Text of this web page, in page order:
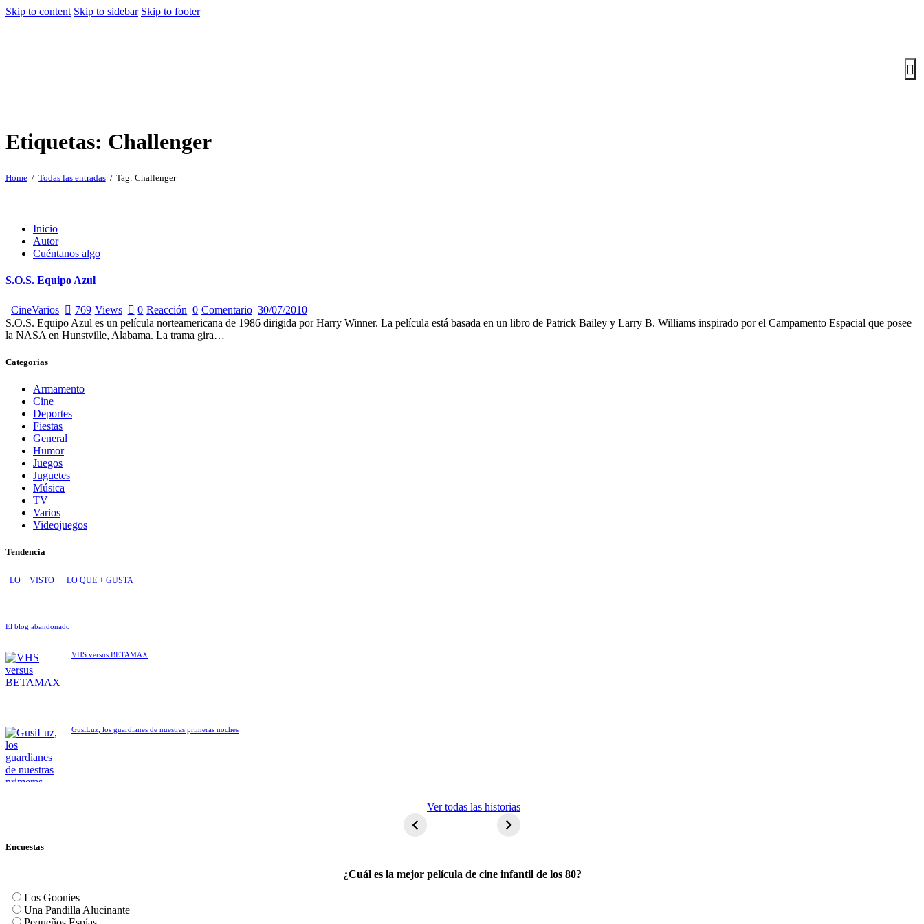
Skip to content Skip to sidebar Skip to footer
Etiquetas: Challenger
Home Todas las entradas Tag: Challenger
Inicio
Autor
Cuéntanos algo
S.O.S. Equipo Azul
CineVarios 769 Views 0 Reacción 0 Comentario 30/07/2010
S.O.S. Equipo Azul es un película norteamericana de 1986 dirigida por Harry Winner. La película está basada en un libro de Patrick Bailey y Larry B. Williams inspirado por el Campamento Espacial que posee
la NASA en Hunstville, Alabama. La trama gira…
Categorias
Armamento
Cine
Deportes
Fiestas
General
Humor
Juegos
Juguetes
Música
TV
Varios
Videojuegos
Tendencia
LO + VISTO LO QUE + GUSTA
El blog abandonado
VHS versus BETAMAX
GusiLuz, los guardianes de nuestras primeras noches
extraterrestre
Ver todas las historias
Encuestas
¿Cuál es la mejor película de cine infantil de los 80?
Los Goonies
Una Pandilla Alucinante